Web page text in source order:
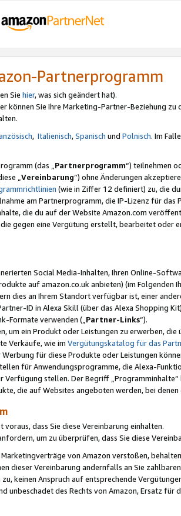
Partnerprogramm
Sie hier, was sich geändert hat).
können Sie Ihre Marketing-Partner-Beziehung zu
, Italienisch,Spanisch und Polnisch. Im
(das „Partnerprogramm“) teilnehmen
„Vereinbarung“) ohne Änderungen
(wie in Ziffer 12 definiert) zu, die
am Partnerprogramm, die IP-Lizenz für
die du auf der Website Amazon.com
gegen eine Vergütung erstellt, bearbeitet oder
Social Media-Inhalten, Ihren Online-
auf amazon.co.uk anbieten) (im Folgenden
dies an Ihrem Standort verfügbar ist, einer
ID in Alexa Skill (über das Alexa Shopping
Formate verwenden („ Partner-Links“).
um ein Produkt oder Leistungen zu erwerben,
Verkäufe, wie im Vergütungskatalog für das
für diese Produkte oder Leistungen
für Anwendungsprogramme, die Alexa-
Verfügung stellen. Der Begriff
die auf Websites angeboten werden, bei denen
dass Sie diese Vereinbarung einhalten.
um zu überprüfen, dass Sie diese
von Amazon verstoßen,
dieser Vereinbarung andernfalls an Sie
keinen Anspruch auf entsprechende
des Rechts von Amazon, Ersatz für